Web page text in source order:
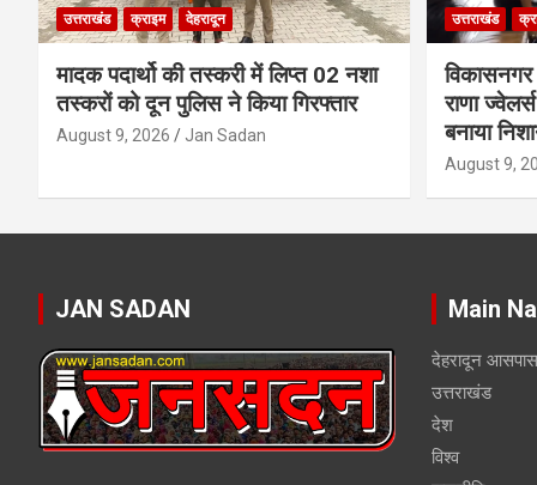
उत्तराखंड क्राइम देहरादून
मादक पदार्थो की तस्करी में लिप्त 02 नशा
तस्करों को दून पुलिस ने किया गिरफ्तार
August 9, 2026 Jan Sadan
उत्तराखंड
विकासनगर
राणा
बनाया
August 9,
JAN SADAN Main
देहरादून आसपास
उत्तराखंड
देश
विश्व